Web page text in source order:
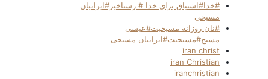
#خدا#اشتیاق برای خدا # رستاخیز#ایرانیان
مسیحی
#نان روزانه مسیحیت#عیسی
مسیح#مسیحیت#ایرانیان مسیحی
iran christ
iran Christian
iranchristian